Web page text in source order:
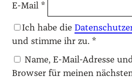
E-Mail *
Ich habe die
und stimme ihr zu. *
Name, E-Mail-Adresse
Browser für meinen